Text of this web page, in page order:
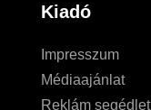
Kiadó
Impresszum
Médiaajánlat
Reklám segédlet